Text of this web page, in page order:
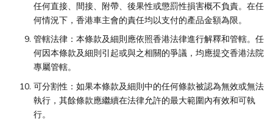
任何直接、間接、附帶、後果性或懲罰性損害概不負責。在任
何情況下，香港車主會的責任均以支付的產品金額為限。
管轄法律：本條款及細則應依照香港法律進行解釋和管轄。任
何因本條款及細則引起或與之相關的爭議，均應提交香港法院
專屬管轄。
可分割性：如果本條款及細則中的任何條款被認為無效或無法
執行，其餘條款應繼續在法律允許的最大範圍內有效和可執
行。